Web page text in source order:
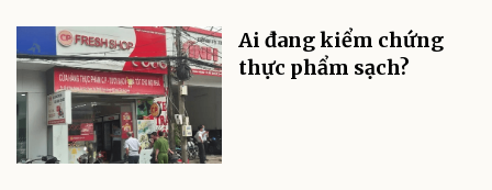
Ai đang kiểm chứng
thực phẩm sạch?